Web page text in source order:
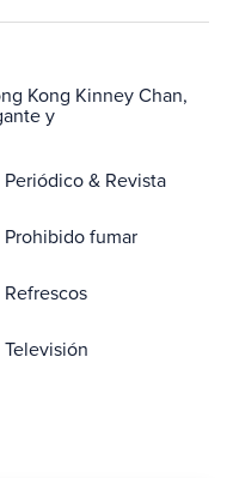
Kong Kinney Chan,
y
Periódico & Revista
Prohibido fumar
Refrescos
Televisión